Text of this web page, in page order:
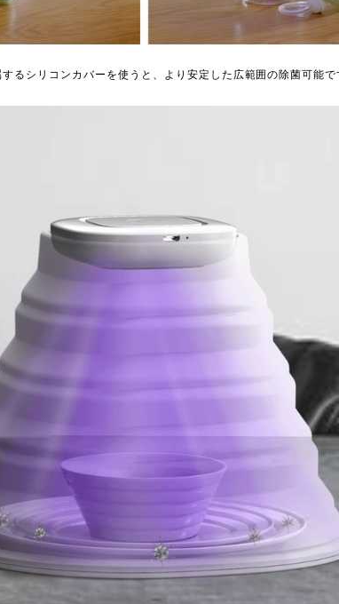
るシリコンカバーを使うと、より安定した広範囲の除菌可能で